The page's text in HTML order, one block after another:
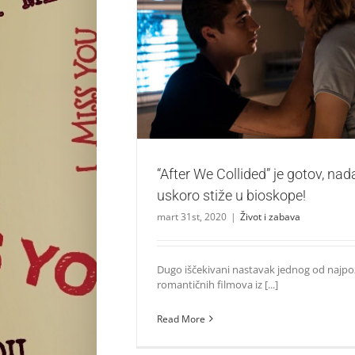
“After We Collided” je gotov, nadamo se
bioskope!
Život i zabava
“After We Collided” je gotov,
uskoro stiže u bioskope!
mart 31st, 2020 | Život i zabava
Dugo iščekivani nastavak jednog od
romantičnih filmova iz [...]
Read More